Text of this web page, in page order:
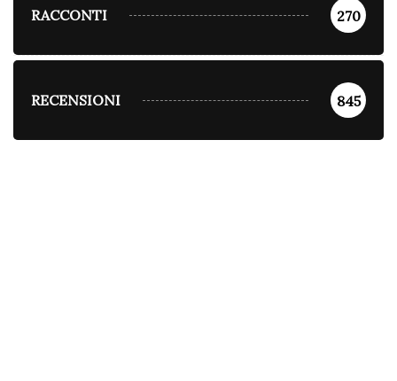
RACCONTI 270
RECENSIONI 845